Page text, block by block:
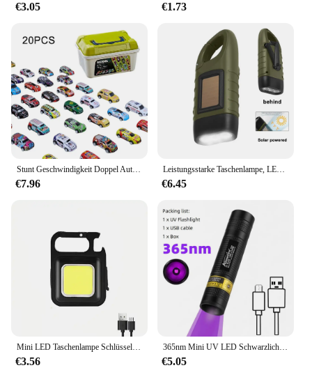
€3.05 €1.73
Stunt Geschwindigkeit Doppel Auto Räder Modell Spielzeug Für Kinder Racing Track Diy Montiert Schiene Kits Pädagogisches Interaktive Junge Kinder Spielzeug
€7.96
Leistungsstarke Taschenlampe, LED-Handkurbel, solarbetrieben, wiederaufladbar, Outdoor-Survival-Ausrüstung, Taschenlampe zum Angeln, Bootfahren, Wandern
€6.45
Mini LED Taschenlampe Schlüssel bund Licht helle Cob Lichter USB wiederauf ladbare Arbeits scheinwerfer Angeln Laterne mit Magnet eingebaute Batterie
€3.56
365nm Mini UV LED Schwarzlicht Taschenlampe USB wiederauf ladbare Nagel lampe Haustier Fleck Leckage Marker Erz Geld Skorpion Erkennungs lichter
€5.05